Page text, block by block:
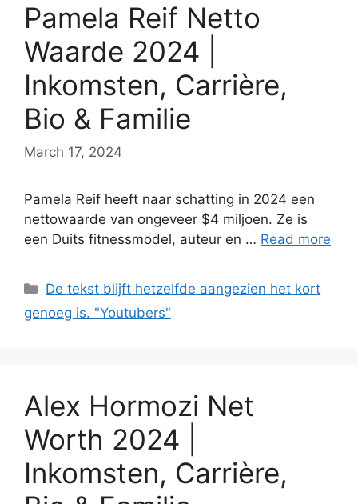
Pamela Reif Netto
Waarde 2024 |
Inkomsten, Carrière,
Bio & Familie
March 17, 2024
Pamela Reif heeft naar schatting in 2024 een
nettowaarde van ongeveer $4 miljoen. Ze is
een Duits fitnessmodel, auteur en … Read more
Categories
De tekst blijft hetzelfde aangezien het kort
genoeg is. "Youtubers"
Alex Hormozi Net
Worth 2024 |
Inkomsten, Carrière,